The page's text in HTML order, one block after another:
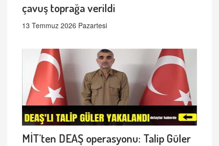
çavuş toprağa verildi
13 Temmuz 2026 Pazartesi
MİT'ten DEAŞ operasyonu: Talip Güler